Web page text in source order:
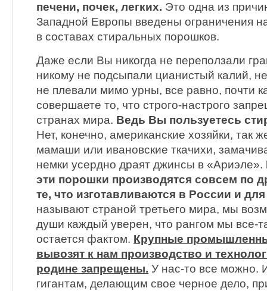
печени, почек, легких. Это одна из
Западной Европы введены ограничения
в составах стиральных порошков.
Даже если Вы никогда не переползали
никому не подсыпали цианистый калий,
не плевали мимо урны, все равно, почти
совершаете то, что строго-настрого
странах мира. Ведь Вы пользуетесь
Нет, конечно, американские хозяйки, так
мамаши или ивановские ткачихи,
немки усердно драят джинсы в «Ариэле».
эти порошки производятся совсем по
те, что изготавливаются в России и
называют страной третьего мира, мы
души каждый уверен, что рангом мы все-
остается фактом. Крупные
вывозят к нам производство и
родине запрещены. У нас-то все можно.
гигантам, делающим свое черное дело,